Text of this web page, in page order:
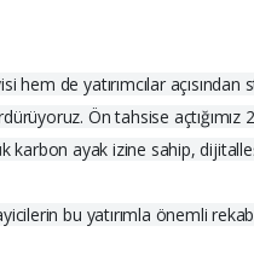
de yatırımcılar açısından
Ön tahsise
karbon ayak izine sahip,
bu yatırımla önemli